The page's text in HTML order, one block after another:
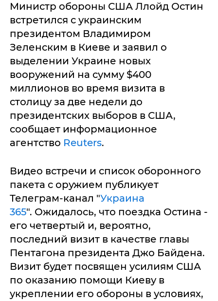
Министр обороны США Ллойд Остин
встретился с украинским
президентом Владимиром
Зеленским в Киеве и заявил о
выделении Украине новых
вооружений на сумму $400
миллионов во время визита в
столицу за две недели до
президентских выборов в США,
сообщает информационное
агентство Reuters.
Видео встречи и список оборонного
пакета с оружием публикует
Телеграм-канал "Украина
365". Ожидалось, что поездка Остина -
его четвертый и, вероятно,
последний визит в качестве главы
Пентагона президента Джо Байдена.
Визит будет посвящен усилиям США
по оказанию помощи Киеву в
укреплении его обороны в условиях,